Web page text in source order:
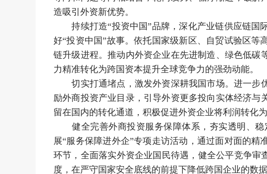
造吸引外资新优势。
持续打造“投资中国”品牌，深化产业链供应链国
好“投资中国”故事。依托国家级新区、自贸试验区
链升级进程。推动内外资企业在先进制造、绿色低
力精准转化为跨国资本提升全球竞争力的强劲动能。
切实打通堵点，激发外资深耕我国市场。进一步
励外商投资产业目录，引导外资更多投向实体经济
留在国内的转化通道，积极促进外资企业将利润转化
健全完善外商投资服务保障体系，夯实透明、稳
展“服务保障进外企”专项走访活动，通过面对面的
环节，全面落实外资企业国民待遇，健全公平竞争审
度，在严守国家安全底线的前提下降低跨国企业的数